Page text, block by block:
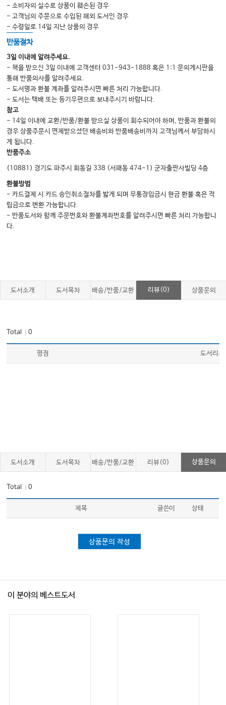
인간의 건강과 질병에서 후성유전과 후성유전체 Epigenetics and
epigenomics in human health and disease
CHAPTER 18
마이크로바이옴: 건강과 질병에 미치는 영향 Microbiome: Its implication in
health and disease
PART II Clinical, Medical Genetics & Genomics
CHAPTER 19
CHAPTER 20
면역체계의 유전학 Genetics and genomics of immunity
신경계 유전질환의 유전학 Genetics and genomics of neurological
CHAPTER 23
산전유전학 Prenatal genetics
생식 불임의 유전학 Reproductive genetics
CHAPTER 26
임상진료에서의 임상유전체검사 Clinical genome sequencing in clinical
- 소비자의 실수로 상품이 훼손된 경우
- 고객님의 주문으로 수입된 해외 도서인 경우
- 수령일로 14일 지난 상품의 경우
반품절차
3일 이내에 알려주세요.
- 책을 받으신 3일 이내에 고객센터 031-943-1888 혹은 1:1 문의게시판을
통해 반품의사를 알려주세요.
- 도서명과 환불 계좌를 알려주시면 빠른 처리 가능합니다.
- 도서는 택배 또는 등기우편으로 보내주시기 바랍니다.
참고
- 14일 이내에 교환/반품/환불 받으실 상품이 회수되어야 하며, 반품과 환불의
경우 상품주문시 면제받으셨던 배송비와 반품배송비까지 고객님께서 부담하시
게 됩니다.
반품주소
(10881) 경기도 파주시 회동길 338 (서패동 474-1) 군자출판사빌딩 4층
환불방법
- 카드결제 시 카드 승인취소절차를 밟게 되며 무통장입금시 현금 환불 혹은 적
립금으로 변환 가능합니다.
- 반품도서와 함께 주문번호와 환불계좌번호를 알려주시면 빠른 처리 가능합니
다.
도서소개 도서목차 배송/반품/교환 리뷰(0) 상품문의
Total ｜0
평점 도서리뷰
도서소개 도서목차 배송/반품/교환 리뷰(0) 상품문의
Total ｜0
제목 글쓴이 상태
상품문의 작성
이 분야의 베스트도서